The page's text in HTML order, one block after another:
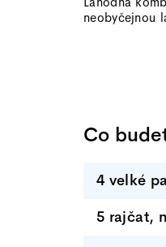
neobyčejnou
Co
4 velké
5 rajčat,